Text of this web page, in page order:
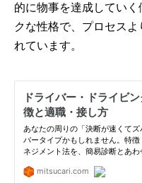
的に物事を達成してい
クな性格で、プロセス
れています。